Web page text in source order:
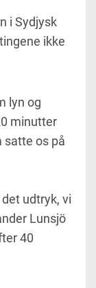
i Sydjysk
ikke
lyn og
minutter
satte os på
udtryk, vi
Lunsjö
40